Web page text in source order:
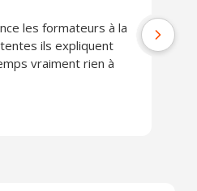
les formateurs à la
ils expliquent
vraiment rien à